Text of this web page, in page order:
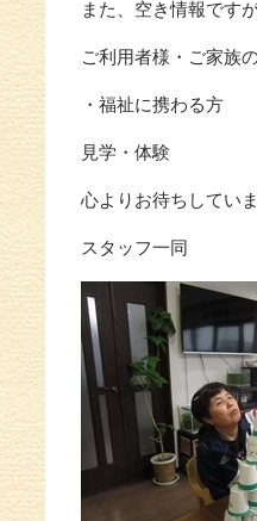
また、空き情報です
ご利用者様・ご家族
・福祉に携わる方
見学・体験
心よりお待ちしてい
スタッフ一同